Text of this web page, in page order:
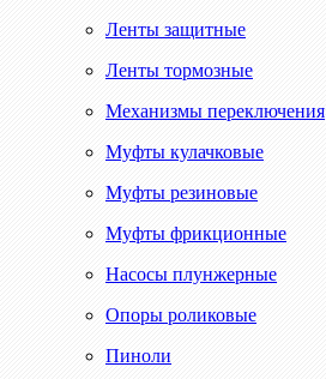
Ленты защитные
Ленты тормозные
Механизмы переключения
Муфты кулачковые
Муфты резиновые
Муфты фрикционные
Насосы плунжерные
Опоры роликовые
Пиноли